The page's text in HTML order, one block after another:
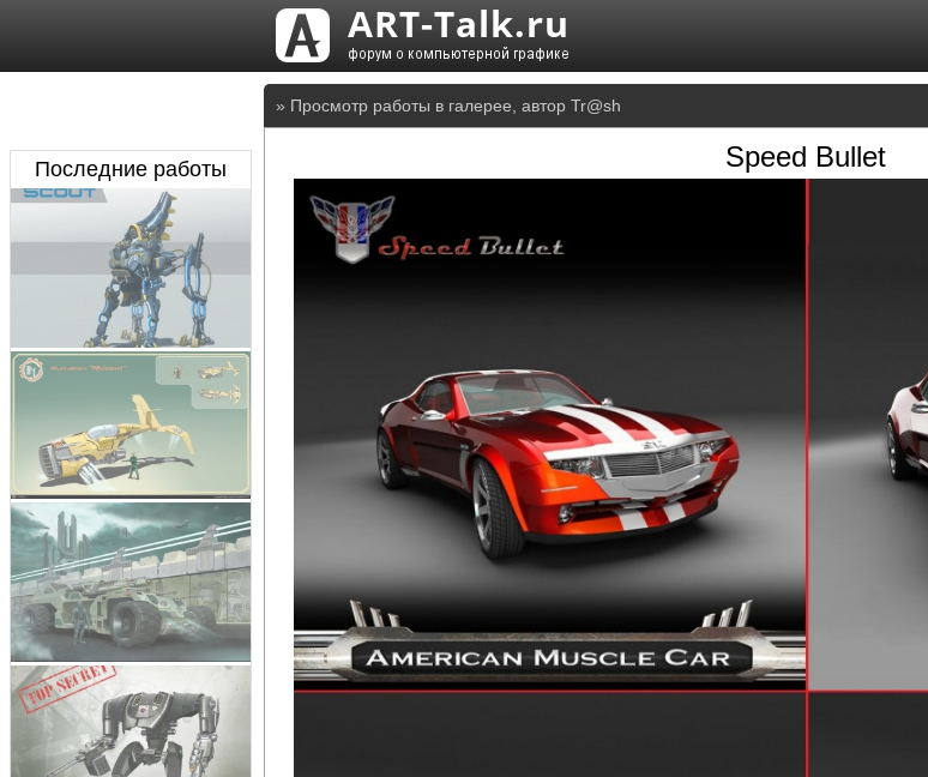
» Просмотр работы в галерее, автор Tr@sh
Speed Bullet
Последние работы